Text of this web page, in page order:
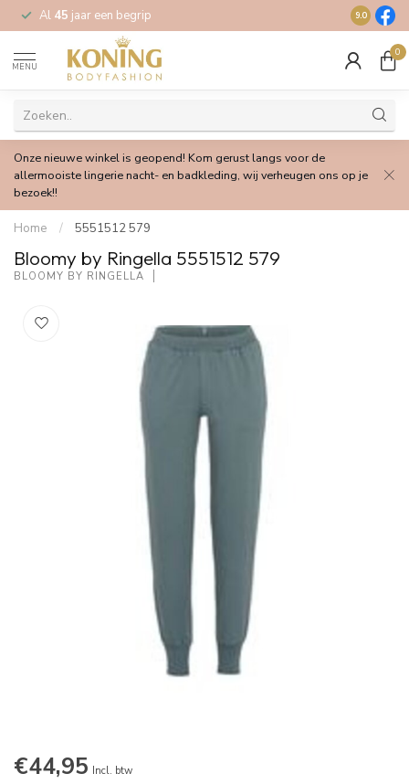
Al 45 jaar een begrip Gratis
9.0
MENU
0
Onze nieuwe winkel is geopend! Kom gerust langs voor de
allermooiste lingerie nacht- en badkleding, wij verheugen ons op je
bezoek!!
Home / 5551512 579
Bloomy by Ringella 5551512 579
BLOOMY BY RINGELLA
€44,95 Incl. btw